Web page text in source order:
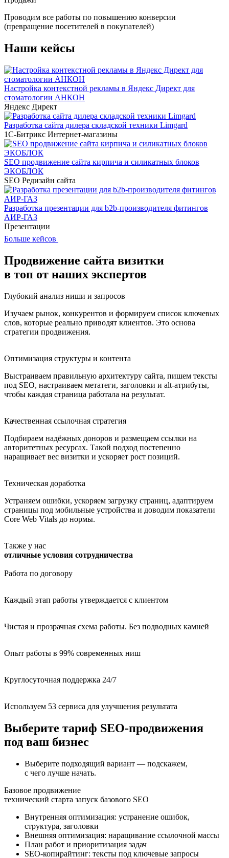
Наши кейсы
Настройка контекстной рекламы в Яндекс Директ для
стоматологии АНКОН
Яндекс Директ
Разработка сайта дилера складской техники Limgard
1С-Битрикс Интернет-магазины
SEO продвижение сайта кирпича и силикатных блоков
ЭКОБЛОК
SEO Редизайн сайта
Разработка презентации для b2b-производителя фитингов
АИР-ГАЗ
Презентации
Больше кейсов
Продвижение сайта визитки
в топ от наших экспертов
Глубокий анализ ниши и запросов
Изучаем рынок, конкурентов и формируем список ключевых
слов, которые реально приводят клиентов. Это основа
стратегии продвижения.
Оптимизация структуры и контента
Выстраиваем правильную архитектуру сайта, пишем тексты
под SEO, настраиваем метатеги, заголовки и alt-атрибуты,
чтобы каждая страница работала на результат.
Качественная ссылочная стратегия
Подбираем надёжных доноров и размещаем ссылки на
авторитетных ресурсах. Такой подход постепенно
наращивает вес визитки и ускоряет рост позиций.
Техническая доработка
Устраняем ошибки, ускоряем загрузку страниц, адаптируем
страницы под мобильные устройства и доводим показатели
Core Web Vitals до нормы.
Также у нас
отличные условия сотрудничества
Работа по договору
Каждый этап работы утверждается с клиентом
Чистая и прозрачная схема работы. Без подводных камней
Опыт работы в 99% современных ниш
Круглосуточная поддержка 24/7
Используем 53 сервиса для улучшения результата
Выберите тариф SEO-продвижения
под ваш бизнес
Выберите подходящий вариант — подскажем,
с чего лучше начать.
Базовое продвижение
технический старта запуск базового SEO
Внутренняя оптимизация: устранение ошибок,
структура, заголовки
Внешняя оптимизация: наращивание ссылочной массы
План работ и приоритизация задач
SEO-копирайтинг: тексты под ключевые запросы